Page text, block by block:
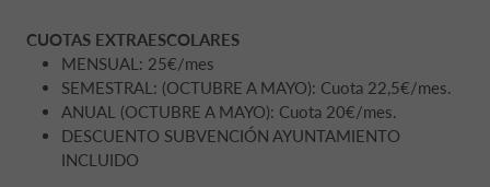
CUOTAS EXTRAESCOLARES
MENSUAL: 25€/mes
SEMESTRAL: (OCTUBRE A MAYO): Cuota 22,5€/mes.
ANUAL (OCTUBRE A MAYO): Cuota 20€/mes.
DESCUENTO SUBVENCIÓN AYUNTAMIENTO
INCLUIDO